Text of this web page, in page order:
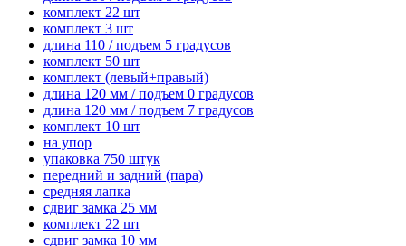
комплект 22 шт
комплект 3 шт
длина 110 / подъем 5 градусов
комплект 50 шт
комплект (левый+правый)
длина 120 мм / подъем 0 градусов
длина 120 мм / подъем 7 градусов
комплект 10 шт
на упор
упаковка 750 штук
передний и задний (пара)
средняя лапка
сдвиг замка 25 мм
комплект 22 шт
сдвиг замка 10 мм